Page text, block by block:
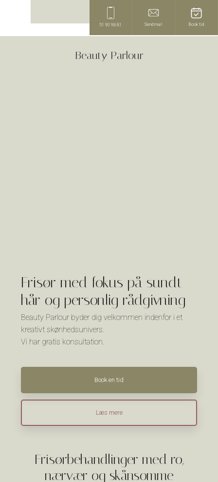
51 90 98 81 Send mail Book tid
Beauty Parlour​
Frisør med fokus på sundt
hår og personlig rådgivning
Beauty Parlour b​yder dig velkommen indenfor i et
kreativt skønhedsunivers.
Vi har gratis konsultation.
Book en tid
Læs mere​
Frisørbehandlinger med ro,
nærvær og skånsomme